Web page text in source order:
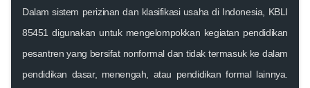
Dalam sistem perizinan dan klasifikasi usaha di Indonesia, KBLI
85451 digunakan untuk mengelompokkan kegiatan pendidikan
pesantren yang bersifat nonformal dan tidak termasuk ke dalam
pendidikan dasar, menengah, atau pendidikan formal lainnya.